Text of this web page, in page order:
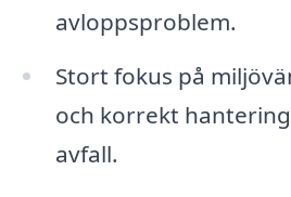
avloppsproblem.
Stort fokus på
och korrekt
avfall.